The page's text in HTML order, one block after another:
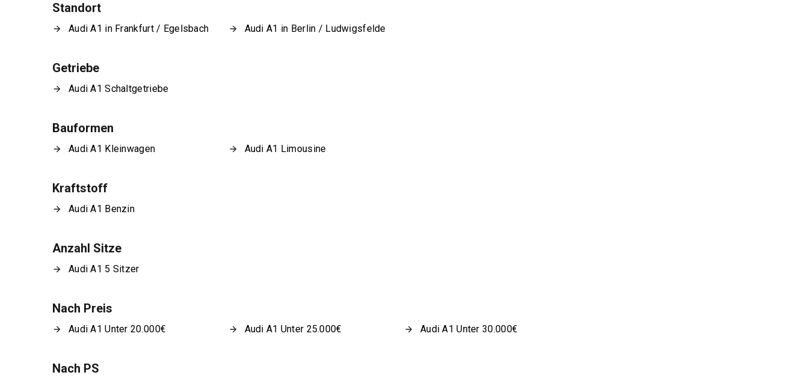
Standort
Audi A1 in Frankfurt / Egelsbach Audi A1 in Berlin / Ludwigsfelde
Getriebe
Audi A1 Schaltgetriebe
Bauformen
Audi A1 Kleinwagen Audi A1 Limousine
Kraftstoff
Audi A1 Benzin
Anzahl Sitze
Audi A1 5 Sitzer
Nach Preis
Audi A1 Unter 20.000€ Audi A1 Unter 25.000€ Audi A1 Unter 30.000€
Nach PS